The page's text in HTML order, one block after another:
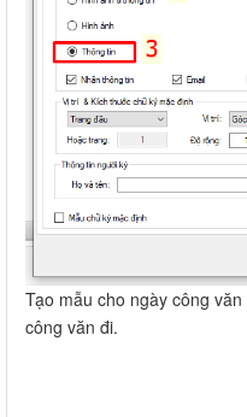
Tạo mẫu cho ngày công
công văn đi.